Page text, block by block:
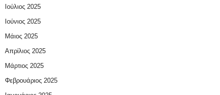
Ιούλιος 2025
Ιούνιος 2025
Μάιος 2025
Απρίλιος 2025
Μάρτιος 2025
Φεβρουάριος 2025